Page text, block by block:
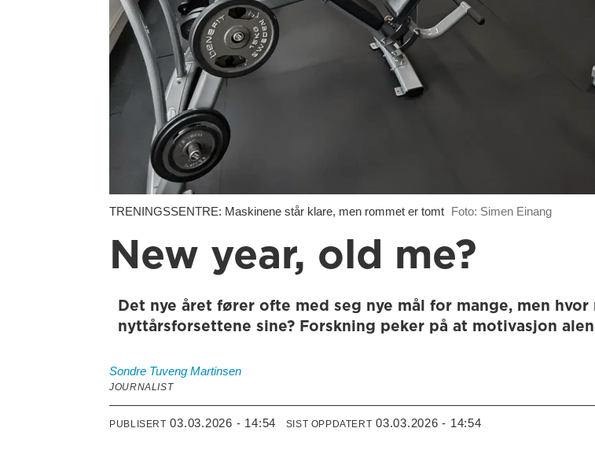
TRENINGSSENTRE: Maskinene står klare, men rommet er tomt Foto: Simen Einang
New year, old me?
Det nye året fører ofte med seg nye mål for mange, men
nyttårsforsettene sine? Forskning peker på at motivasjon
Sondre Tuveng Martinsen
JOURNALIST
PUBLISERT 03.03.2026 - 14:54 SIST OPPDATERT 03.03.2026 - 14:54